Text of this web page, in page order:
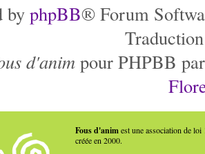
by phpBB® Forum
d'anim pour PHPBB
Fous d'animest une association de loi
créée en 2000.